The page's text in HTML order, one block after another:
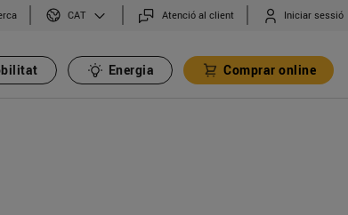
CAT Atenció al client Iniciar sessió
Energia Comprar online